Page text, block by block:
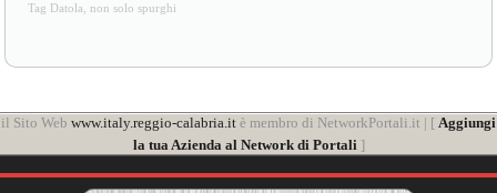
Tag Datola, non solo spurghi
il Sito Web www.italy.reggio-calabria.it è membro di NetworkPortali.it | [ Aggiungi
la tua Azienda al Network di Portali ]